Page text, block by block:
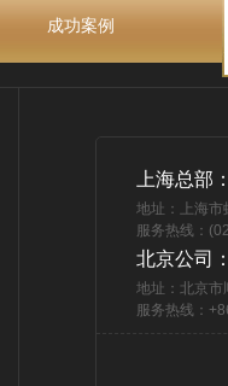
成功案例
上海总部
地址：上海
服务热线：
北京公司
地址：北京市
服务热线：